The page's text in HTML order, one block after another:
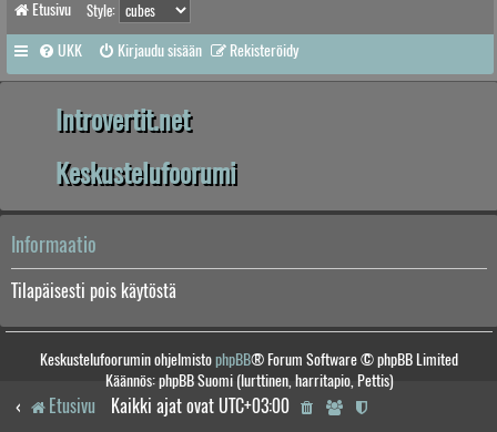
Etusivu Style:
UKK Kirjaudu sisään Rekisteröidy
Introvertit.net
Keskustelufoorumi
Informaatio
Tilapäisesti pois käytöstä
Keskustelufoorumin ohjelmistophpBB® Forum Software © phpBB Limited
Käännös: phpBB Suomi (lurttinen, harritapio, Pettis)
Etusivu Kaikki ajat ovat UTC+03:00